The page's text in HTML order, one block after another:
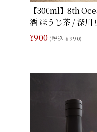
【300ml】8th
酒 ほうじ茶 / 深川
¥900 (税込 ¥990)